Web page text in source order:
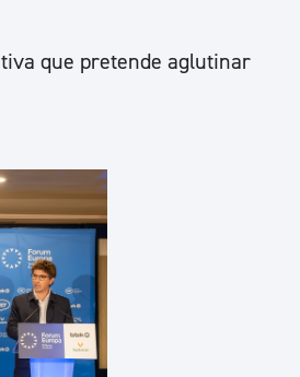
oficiales
que pretende aglutinar